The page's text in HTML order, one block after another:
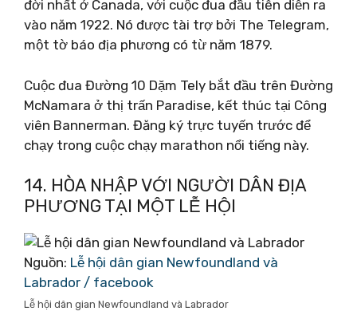
đời nhất ở Canada, với cuộc đua đầu tiên diễn ra
vào năm 1922. Nó được tài trợ bởi The Telegram,
một tờ báo địa phương có từ năm 1879.
Cuộc đua Đường 10 Dặm Tely bắt đầu trên Đường
McNamara ở thị trấn Paradise, kết thúc tại Công
viên Bannerman. Đăng ký trực tuyến trước để
chạy trong cuộc chạy marathon nổi tiếng này.
14. HÒA NHẬP VỚI NGƯỜI DÂN ĐỊA
PHƯƠNG TẠI MỘT LỄ HỘI
Nguồn: Lễ hội dân gian Newfoundland và
Labrador / facebook
Lễ hội dân gian Newfoundland và Labrador